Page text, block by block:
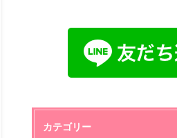
カテゴリー